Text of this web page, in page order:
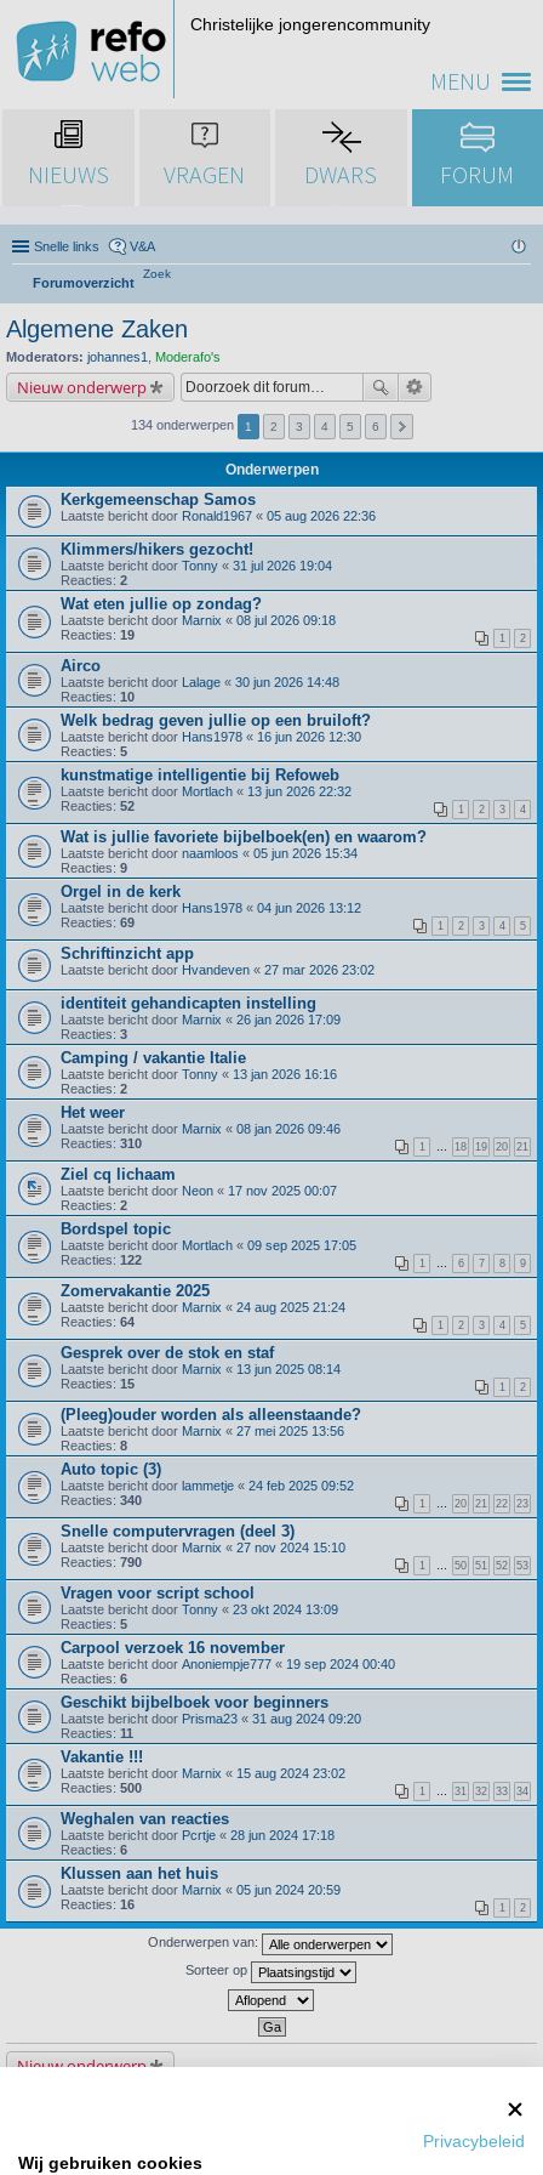
Privacybeleid
Wij gebruiken cookies
MENU
Christelijke jongerencommunity
NIEUWS VRAGEN DWARS FORUM
Snelle links V&A
Forumoverzicht
Zoek
Algemene Zaken
Moderators: johannes1 Moderafo's
Nieuw onderwerp
134 onderwerpen 1 2 3 4 5 6
Onderwerpen
Kerkgemeenschap Samos
Laatste bericht door Ronald1967 « 05 aug 2026 22:36
Klimmers/hikers gezocht!
Laatste bericht door Tonny « 31 jul 2026 19:04
Reacties: 2
Wat eten jullie op zondag?
Laatste bericht door Marnix « 08 jul 2026 09:18
Reacties: 19 1 2
Airco
Laatste bericht door Lalage « 30 jun 2026 14:48
Reacties: 10
Welk bedrag geven jullie op een bruiloft?
Laatste bericht door Hans1978 « 16 jun 2026 12:30
Reacties: 5
kunstmatige intelligentie bij Refoweb
Laatste bericht door Mortlach « 13 jun 2026 22:32
Reacties: 52 1 2 3 4
Wat is jullie favoriete bijbelboek(en) en waarom?
Laatste bericht door naamloos « 05 jun 2026 15:34
Reacties: 9
Orgel in de kerk
Laatste bericht door Hans1978 « 04 jun 2026 13:12
Reacties: 69 1 2 3 4 5
Schriftinzicht app
Laatste bericht door Hvandeven « 27 mar 2026 23:02
identiteit gehandicapten instelling
Laatste bericht door Marnix « 26 jan 2026 17:09
Reacties: 3
Camping / vakantie Italie
Laatste bericht door Tonny « 13 jan 2026 16:16
Reacties: 2
Het weer
Laatste bericht door Marnix « 08 jan 2026 09:46
Reacties: 310 1 18 19 20 21
Ziel cq lichaam
Laatste bericht door Neon « 17 nov 2025 00:07
Reacties: 2
Bordspel topic
Laatste bericht door Mortlach « 09 sep 2025 17:05
Reacties: 122 1 6 7 8 9
Zomervakantie 2025
Laatste bericht door Marnix « 24 aug 2025 21:24
Reacties: 64 1 2 3 4 5
Gesprek over de stok en staf
Laatste bericht door Marnix « 13 jun 2025 08:14
Reacties: 15 1 2
(Pleeg)ouder worden als alleenstaande?
Laatste bericht door Marnix « 27 mei 2025 13:56
Reacties: 8
Auto topic (3)
Laatste bericht door lammetje « 24 feb 2025 09:52
Reacties: 340 1 20 21 22 23
Snelle computervragen (deel 3)
Laatste bericht door Marnix « 27 nov 2024 15:10
Reacties: 790 1 50 51 52 53
Vragen voor script school
Laatste bericht door Tonny « 23 okt 2024 13:09
Reacties: 5
Carpool verzoek 16 november
Laatste bericht door Anoniempje777 « 19 sep 2024 00:40
Reacties: 6
Geschikt bijbelboek voor beginners
Laatste bericht door Prisma23 « 31 aug 2024 09:20
Reacties: 11
Vakantie !!!
Laatste bericht door Marnix « 15 aug 2024 23:02
Reacties: 500 1 31 32 33 34
Weghalen van reacties
Laatste bericht door Pcrtje « 28 jun 2024 17:18
Reacties: 6
Klussen aan het huis
Laatste bericht door Marnix « 05 jun 2024 20:59
Reacties: 16 1 2
Onderwerpen van:
Sorteer op
Nieuw onderwerp
Ga naar